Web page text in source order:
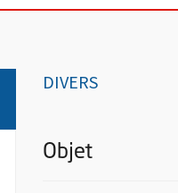
DIVERS
Objet